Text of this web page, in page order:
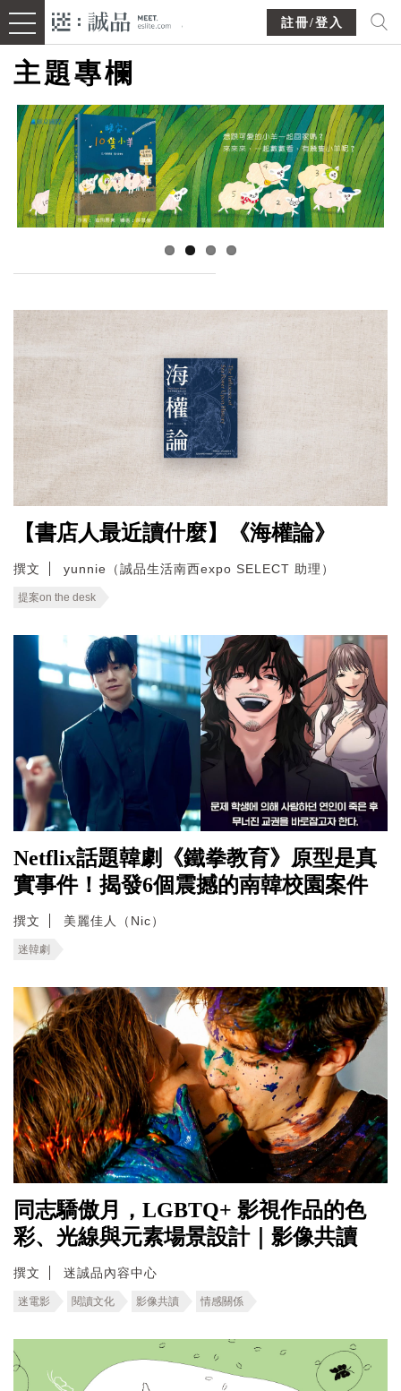
註冊/登入
主題專欄
【書店人最近讀什麼】《海權論》
撰文 yunnie（誠品生活南西expo SELECT 助理）
提案on the desk
Netflix話題韓劇《鐵拳教育》原型是真
實事件！揭發6個震撼的南韓校園案件
撰文 美麗佳人（Nic）
迷韓劇
同志驕傲月，LGBTQ+ 影視作品的色
彩、光線與元素場景設計｜影像共讀
撰文 迷誠品內容中心
迷電影 閱讀文化 影像共讀 情感關係